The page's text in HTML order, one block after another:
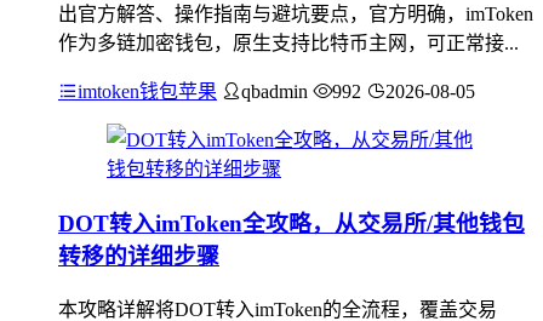
出官方解答、操作指南与避坑要点，官方明确，imToken
作为多链加密钱包，原生支持比特币主网，可正常接...
imtoken钱包苹果 qbadmin 992 2026-08-05
DOT转入imToken全攻略，从交易所/其他钱包
转移的详细步骤
本攻略详解将DOT转入imToken的全流程，覆盖交易